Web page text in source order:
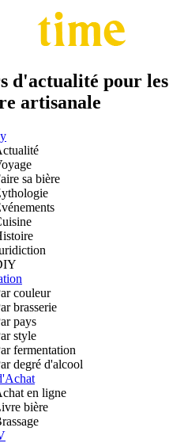
d'actualité pour
artisanale
sa bière
couleur
brasserie
pays
style
fermentation
degré d'alcool
en ligne
bière